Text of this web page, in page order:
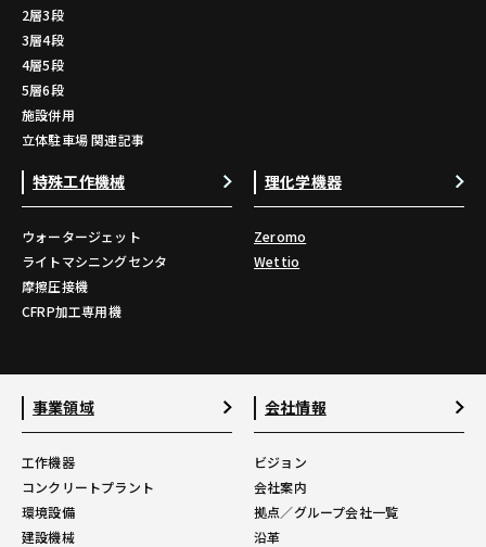
2層3段
3層4段
4層5段
5層6段
施設併用
立体駐車場 関連記事
特殊工作機械
ウォータージェット
ライトマシニングセンタ
摩擦圧接機
CFRP加工専用機
理化学機器
Zeromo
Wettio
事業領域
工作機器
コンクリートプラント
環境設備
建設機械
会社情報
ビジョン
会社案内
拠点／グループ会社一覧
沿革